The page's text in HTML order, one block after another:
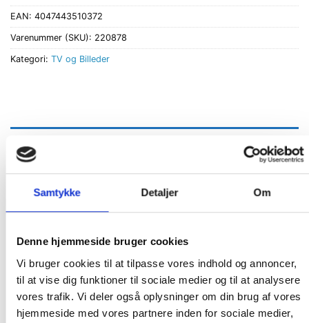
Samtykke Detaljer Om
Denne hjemmeside bruger cookies
Vi bruger cookies til at tilpasse vores indhold og annoncer,
til at vise dig funktioner til sociale medier og til at analysere
vores trafik. Vi deler også oplysninger om din brug af vores
hjemmeside med vores partnere inden for sociale medier,
EAN: 4047443510372
Varenummer (SKU): 220878
Kategori: TV og Billeder
Loftmontering til installation af TV med en størrelse
hjemme i stuen eller soveværelset over sengen, men
mange flere steder.
Ideel til montering på skrå vægge